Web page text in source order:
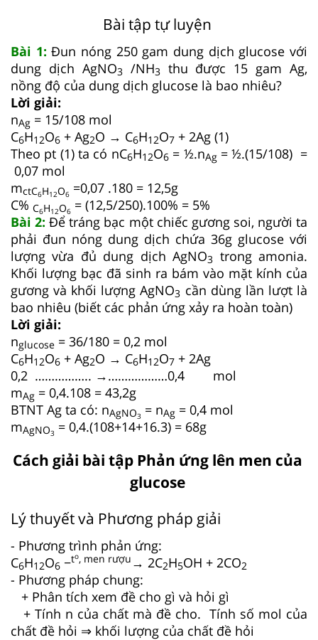
Bài tập tự luyện
Bài 1: Đun nóng 250 gam dung dịch glucose với
dung dịch AgNO3 /NH3
thu được 15 gam Ag,
nồng độ của dung dịch glucose là bao nhiêu?
Lời giải:
nAg = 15/108 mol
C6H12O6 + Ag2O → C6H12O7 + 2Ag (1)
Theo pt (1) ta có nC6H12O6 = ½.nAg= ½.(15/108) =
0,07 mol
mctC6H12O6 =0,07 .180 = 12,5g
C% C6H12O6 = (12,5/250).100% = 5%
Bài 2: Để tráng bạc một chiếc gương soi, người ta
phải đun nóng dung dịch chứa 36g glucose với
lượng vừa đủ dung dịch AgNO3 trong amonia.
Khối lượng bạc đã sinh ra bám vào mặt kính của
gương và khối lượng AgNO3 cần dùng lần lượt là
bao nhiêu (biết các phản ứng xảy ra hoàn toàn)
Lời giải:
nglucose = 36/180 = 0,2 mol
C6H12O6 + Ag2O → C6H12O7 + 2Ag
0,2 …………….. →………………0,4 mol
mAg = 0,4.108 = 43,2g
BTNT Ag ta có: nAgNO3 = nAg = 0,4 mol
mAgNO3 = 0,4.(108+14+16.3) = 68g
Cách giải bài tập Phản ứng lên men của
glucose
Lý thuyết và Phương pháp giải
- Phương trình phản ứng:
C6H12O6 −to, men rượu → 2C2H5OH + 2CO2
- Phương pháp chung:
+ Phân tích xem đề cho gì và hỏi gì
+ Tính n của chất mà đề cho. Tính số mol của
chất đề hỏi ⇒ khối lượng của chất đề hỏi